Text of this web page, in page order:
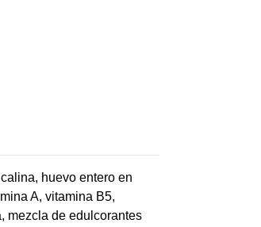
huevo entero en
A, vitamina B5,
mezcla de edulcorantes